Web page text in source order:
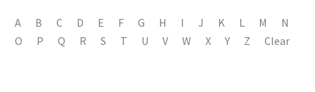
A B C D E F G H I J K L M
N
O
P Q R S T U V W X Y Z Clear